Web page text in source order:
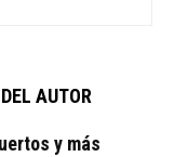
AUTOR
y más